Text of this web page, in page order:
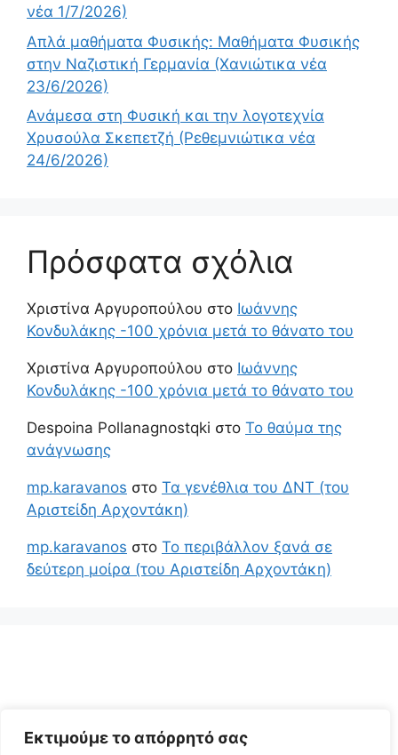
Εκτιμούμε το απόρρητό σας
νέα 1/7/2026)
Απλά μαθήματα Φυσικής: Μαθήματα Φυσικής
στην Ναζιστική Γερμανία (Χανιώτικα νέα
23/6/2026)
Ανάμεσα στη Φυσική και την λογοτεχνία
Χρυσούλα Σκεπετζή (Ρεθεμνιώτικα νέα
24/6/2026)
Πρόσφατα σχόλια
Χριστίνα Αργυροπούλου στο Ιωάννης
Κονδυλάκης -100 χρόνια μετά το θάνατο του
Χριστίνα Αργυροπούλου στο Ιωάννης
Κονδυλάκης -100 χρόνια μετά το θάνατο του
Despoina Pollanagnostqki στο Το θαύμα της
ανάγνωσης
mp.karavanos στο Τα γενέθλια του ΔΝΤ (του
Αριστείδη Αρχοντάκη)
mp.karavanos στο Το περιβάλλον ξανά σε
δεύτερη μοίρα (του Αριστείδη Αρχοντάκη)